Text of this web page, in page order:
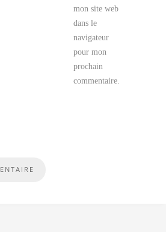
mon site web
dans le
navigateur
pour mon
prochain
commentaire.